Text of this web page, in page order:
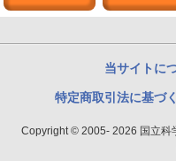
当サイトに
特定商取引法に基づ
Copyright © 2005- 2026 国立